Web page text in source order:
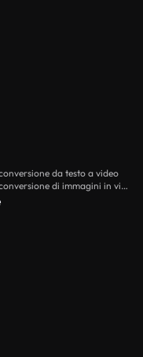
da testo a video
Flussi di lavoro di intelligenza artificiale per la conversione di immagini in video